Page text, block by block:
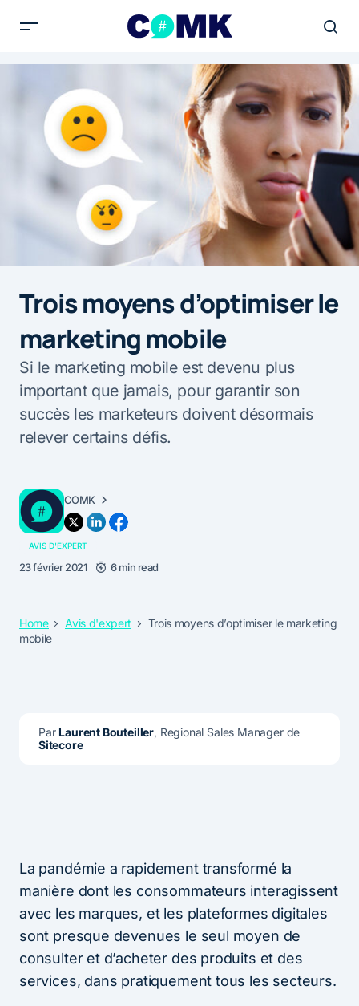
Trois moyens d’optimiser le
marketing mobile
Si le marketing mobile est devenu plus
important que jamais, pour garantir son
succès les marketeurs doivent désormais
relever certains défis.
COMK
AVIS D'EXPERT
23 février 2021 6 min read
Home Avis d'expert
Trois moyens d’optimiser le marketing
mobile
Par Laurent Bouteiller
Sitecore
La pandémie a rapidement transformé la
manière dont les consommateurs interagissent
avec les marques, et les plateformes digitales
sont presque devenues le seul moyen de
consulter et d’acheter des produits et des
services, dans pratiquement tous les secteurs.